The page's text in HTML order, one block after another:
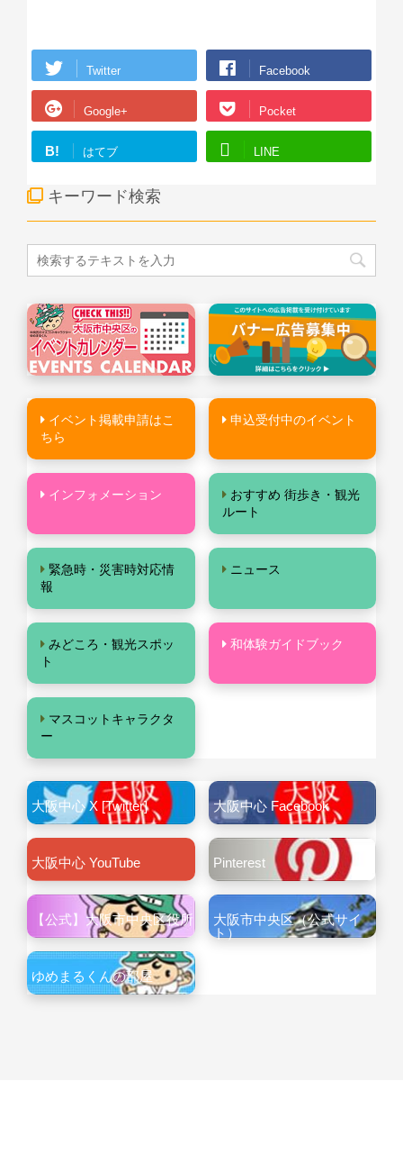
Twitter Facebook
Google+ Pocket
B! はてブ LINE
キーワード検索
イベント掲載申請はこ
ちら
申込受付中のイベント
インフォメーション
おすすめ 街歩き・観光
ルート
緊急時・災害時対応情
報
ニュース
みどころ・観光スポッ
ト
和体験ガイドブック
マスコットキャラクタ
ー
大阪中心 X [Twitter] 大阪中心 Facebook
大阪中心 YouTube Pinterest
【公式】大阪市中央区役所
大阪市中央区（公式サイ
ト）
ゆめまるくんの部屋